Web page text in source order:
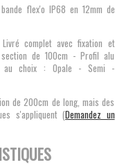
flex'o IP68 en 12mm de
complet avec fixation et
de 100cm - Profil alu
choix : Opale - Semi -
de 200cm de long, mais des
s'appliquent (Demandez un